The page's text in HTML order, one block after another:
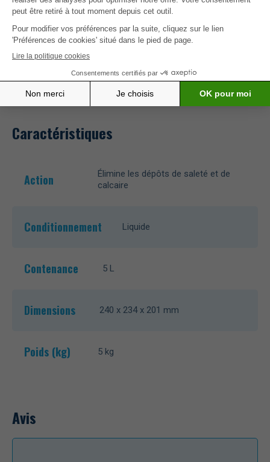
Bonne nouvelle! En configurant votre piscine sur
MisterPool, vous disposerez de dosage
personnalisé pour ce produit,
votre piscine.>
Caractéristiques
Action
Élimine les dépôts de saleté et de
calcaire
Conditionnement Liquide
Contenance 5 L
Dimensions 240 x 234 x 201 mm
Poids (kg) 5 kg
Avis